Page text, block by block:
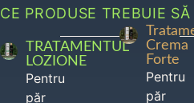
CE PRODUSE TREBUIE
TRATAMENTUL
LOZIONE
Pentru
păr
Crema
Forte
Pentru
păr